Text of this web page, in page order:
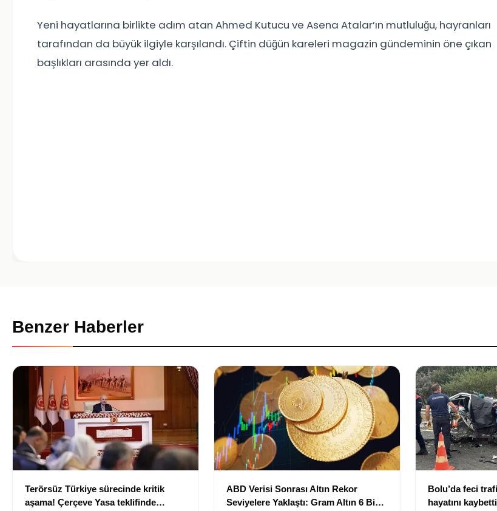
Yeni hayatlarına birlikte adım atan Ahmed Kutucu ve Asena Atalar’ın mutluluğu, hayranları
tarafından da büyük ilgiyle karşılandı. Çiftin düğün kareleri magazin gündeminin öne çıkan
başlıkları arasında yer aldı.
Benzer Haberler
Terörsüz Türkiye sürecinde kritik
aşama! Çerçeve Yasa teklifinde
ABD Verisi Sonrası Altın Rekor
Seviyelere Yaklaştı: Gram Altın 6 Bin
Bolu’da feci
hayatını